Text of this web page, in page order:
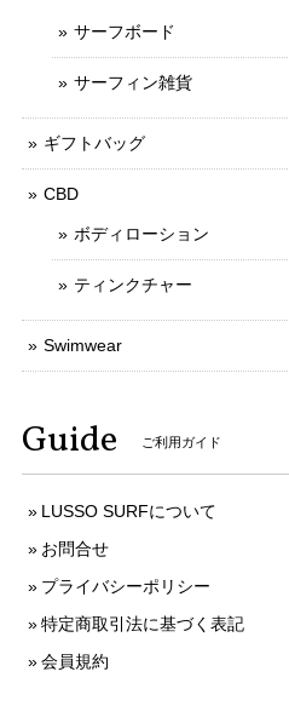
サーフボード
サーフィン雑貨
ギフトバッグ
CBD
ボディローション
ティンクチャー
Swimwear
Guide ご利用ガイド
LUSSO SURFについて
お問合せ
プライバシーポリシー
特定商取引法に基づく表記
会員規約